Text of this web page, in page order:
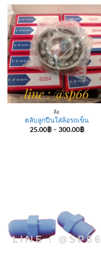
ล้อ
ตลับลูกปืนใส่ล้อรถเข็น
25.00฿ – 300.00฿Price